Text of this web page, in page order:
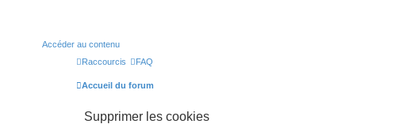
Accéder au contenu
Raccourcis FAQ
Accueil du forum
Supprimer les cookies